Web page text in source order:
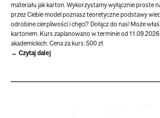
materiału jak karton. Wykorzystamy wyłącznie proste
przez Ciebie model poznasz teoretyczne podstawy
odrobine cierpliwości i chęci? Dołącz do nas! Może
kartonem. Kurs zaplanowano w terminie od
akademickich. Cena za kurs: 500 zł.
Czytaj dalej